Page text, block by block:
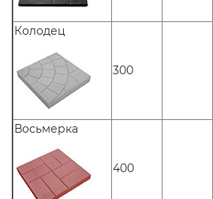
Колодец
300
Восьмерка
400